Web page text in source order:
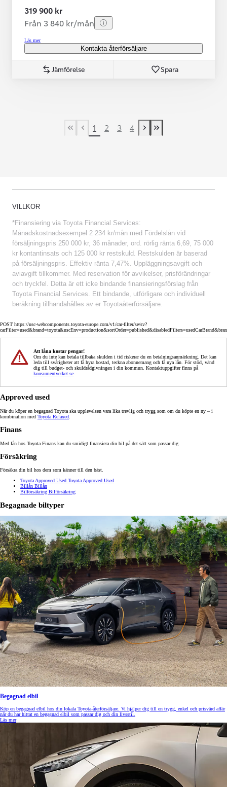
319 900 kr
Från 3 840 kr/mån
Läs mer
Kontakta återförsäljare
Jämförelse Spara
First Page
Previous page
1 2 3 4
Next page
Last Page
VILLKOR
*Finansiering via Toyota Financial Services:
Månadskostnadsexempel 2 234 kr/mån med Fördelslån vid
försäljningspris 250 000 kr, 36 månader, ord. rörlig ränta 6,69, 75 000
kr kontantinsats och 125 000 kr restskuld. Restskulden är baserad
på försäljningspris. Effektiv ränta 7,47%. Uppläggningsavgift och
aviavgift tillkommer. Med reservation för avvikelser, prisförändringar
och tryckfel. Detta är ett icke bindande finansieringsförslag från
Toyota Financial Services. Ett bindande, utförligare och individuell
beräkning tillhandahålles av er Toyotaåterförsäljare.
POST https://usc-webcomponents.toyota-europe.com/v1/car-filter/se/sv?
Att låna kostar pengar!
Om du inte kan betala tillbaka skulden i tid riskerar du en betalningsanmärkning. Det kan
leda till svårigheter att få hyra bostad, teckna abonnemang och få nya lån. För stöd, vänd
dig till budget- och skuldrådgivningen i din kommun. Kontaktuppgifter finns på
konsumentverket.se
Approved used
När du köper en begagnad Toyota ska upplevelsen vara lika trevlig och trygg som om du köpte en ny – i
kombination med Toyota Relaxed
Finans
Med lån hos Toyota Finans kan du smidigt finansiera din bil på det sätt som passar dig.
Försäkring
Försäkra din bil hos dem som känner till den bäst.
Toyota Approved Used Toyota Approved Used
Billån Billån
Bilförsäkring Bilförsäkring
Begagnade biltyper
Begagnad elbil
Köp en begagnad elbil hos din lokala Toyota-återförsäljare. Vi hjälper dig till en trygg, enkel och prisvärd affär
när du har hittat en begagnad elbil som passar dig och din livsstil.
Läs mer